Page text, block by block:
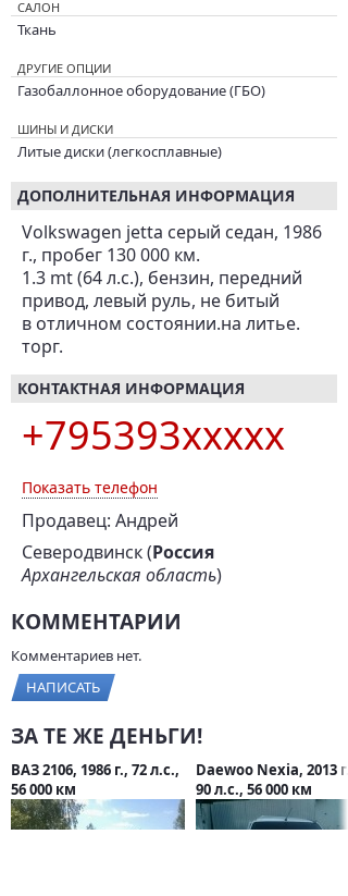
САЛОН
Ткань
ДРУГИЕ ОПЦИИ
Газобаллонное оборудование (ГБО)
ШИНЫ И ДИСКИ
Литые диски (легкосплавные)
ДОПОЛНИТЕЛЬНАЯ ИНФОРМАЦИЯ
Volkswagen jetta серый седан, 1986
г., пробег 130 000 км.
1.3 mt (64 л.с.), бензин, передний
привод, левый руль, не битый
в отличном состоянии.на литье.
торг.
КОНТАКТНАЯ ИНФОРМАЦИЯ
+795393xxxxx
Показать телефон
Продавец: Андрей
Северодвинск (Россия
Архангельская область)
КОММЕНТАРИИ
Комментариев нет.
НАПИСАТЬ
ЗА ТЕ ЖЕ ДЕНЬГИ!
ВАЗ 2106, 1986 г., 72 л.с.,
56 000 км
Daewoo Nexia, 2013 г.,
90 л.с., 56 000 км